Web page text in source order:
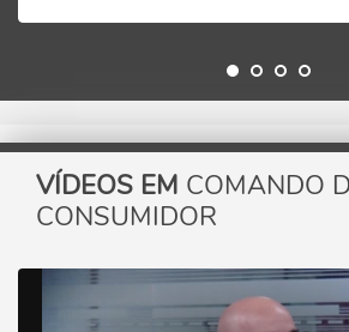
VÍDEOS EM COMANDO
CONSUMIDOR